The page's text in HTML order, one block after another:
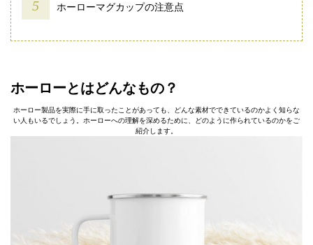
ホーローマグカップの注意点
ホーローとはどんなもの？
ホーロー製品を実際に手に取ったことがあっても、どんな素材でできているのかよく知らな
い人もいるでしょう。ホーローへの理解を深めるために、どのように作られているのかをご
紹介します。